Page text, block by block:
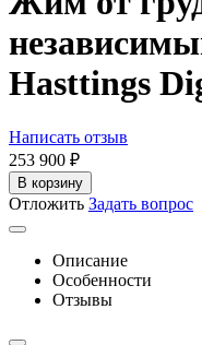
Hasttings
Написать отзыв
253 900 ₽
В корзину
Отложить Задать вопрос
Описание
Особенности
Отзывы